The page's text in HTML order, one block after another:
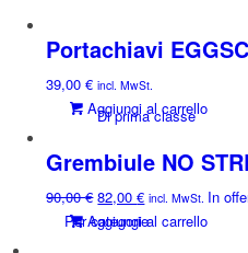
Di prima classe
Per categorie
Portachiavi
39,00€ incl. MwSt.
Aggiungi al carrello
Grembiule NO
90,00€Il
prezzo
82,00€Il
prezzo
incl. MwSt. In
Aggiungi al carrello